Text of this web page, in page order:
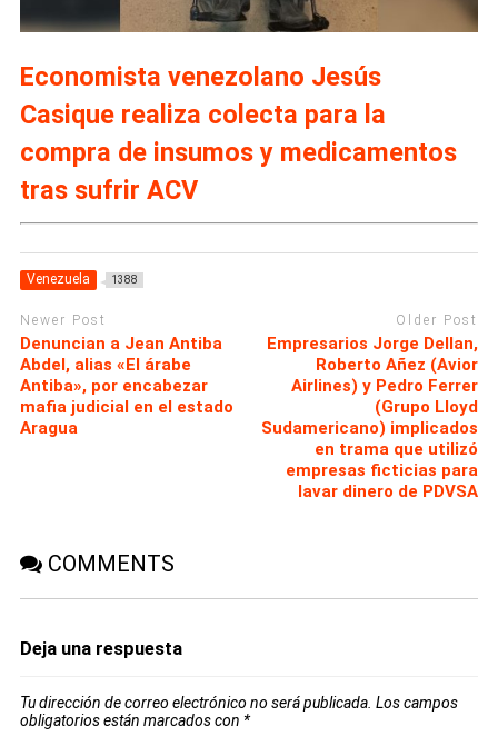
Economista venezolano Jesús
Casique realiza colecta para la
compra de insumos y medicamentos
tras sufrir ACV
Venezuela 1388
Newer Post
Denuncian a Jean Antiba
Abdel, alias «El árabe
Antiba», por encabezar
mafia judicial en el estado
Aragua
Older Post
Empresarios Jorge Dellan,
Roberto Añez (Avior
Airlines) y Pedro Ferrer
(Grupo Lloyd
Sudamericano) implicados
en trama que utilizó
empresas ficticias para
lavar dinero de PDVSA
COMMENTS
Deja una respuesta
Tu dirección de correo electrónico no será publicada. Los campos
obligatorios están marcados con *